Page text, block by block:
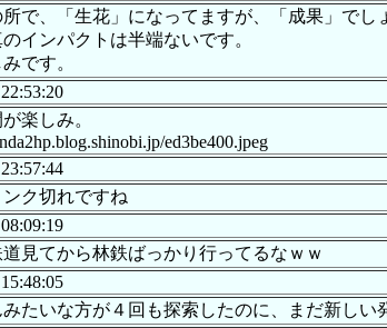
で、「生花」になってますが、「成果」でし
インパクトは半端ないです。
です。
楽しみ。
ed3be400.jpeg
ク切れですね
見てから林鉄ばっかり行ってるなｗｗ
みたいな方が４回も探索したのに、まだ新し